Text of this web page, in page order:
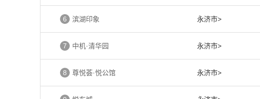
6 滨湖印象 永济市>
7 中机·清华园 永济市>
8 尊悦荟·悦公馆 永济市>